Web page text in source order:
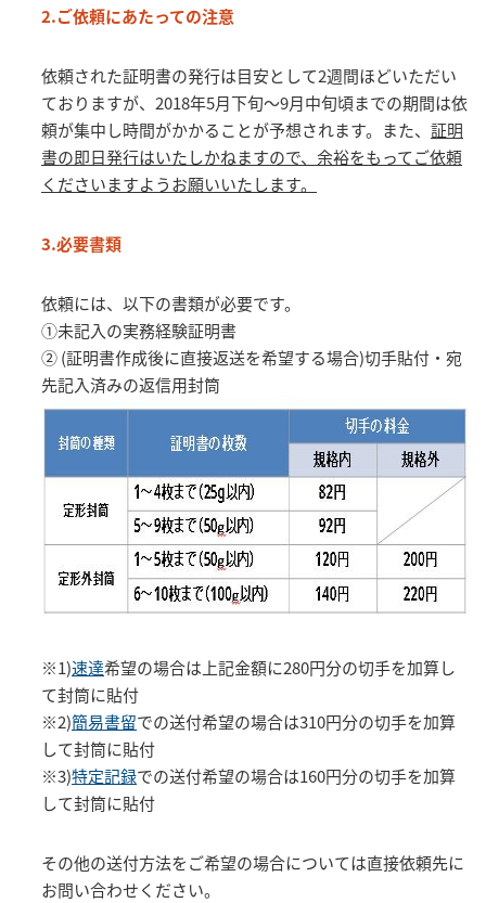
2.ご依頼にあたっての注意
依頼された証明書の発行は目安として2週間ほどいただい
ておりますが、2018年5月下旬～9月中旬頃までの期間は依
頼が集中し時間がかかることが予想されます。また、 証明
書の即日発行はいたしかねますので、余裕をもってご依頼
くださいますようお願いいたします。
3.必要書類
依頼には、以下の書類が必要です。
①未記入の実務経験証明書
② (証明書作成後に直接返送を希望する場合)切手貼付・宛
先記入済みの返信用封筒
※1)速達希望の場合は上記金額に280円分の切手を加算し
て封筒に貼付
※2)簡易書留での送付希望の場合は310円分の切手を加算
して封筒に貼付
※3)特定記録での送付希望の場合は160円分の切手を加算
して封筒に貼付
その他の送付方法をご希望の場合については直接依頼先に
お問い合わせください。